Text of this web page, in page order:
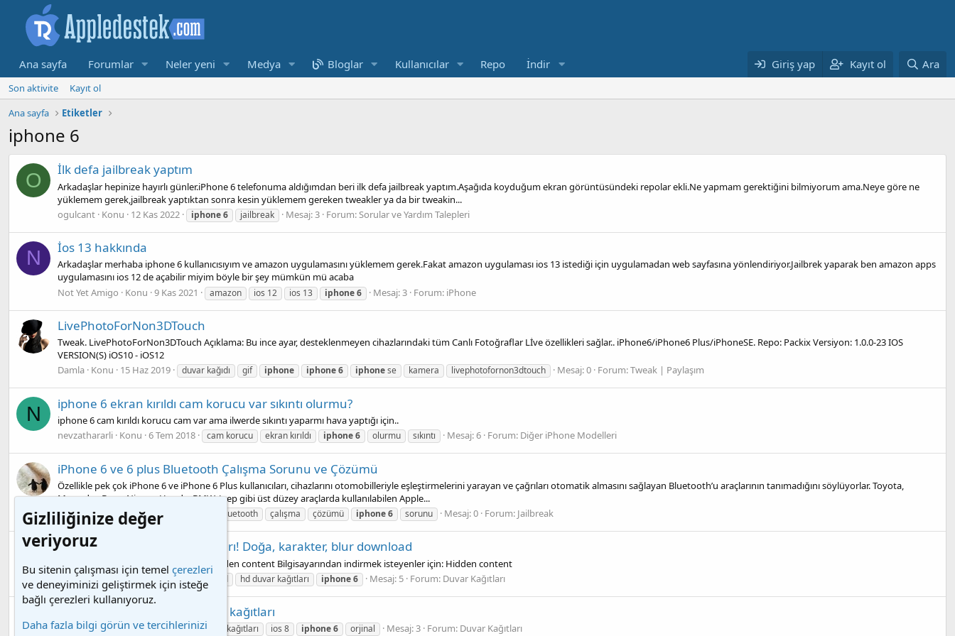
Ana sayfa Forumlar Neler yeni Medya Bloglar Kullanıcılar Repo İndir Giriş yap Kayıt ol Ara
Son aktivite
Kayıt ol
Ana sayfa
Etiketler
iphone 6
O İlk defa jailbreak yaptım
Arkadaşlar hepinize hayırlı günler.iPhone 6 telefonuma aldığımdan beri ilk defa jailbreak yaptım.Aşağıda koyduğum ekran görüntüsündeki repolar ekli.Ne yapmam gerektiğini bilmiyorum ama.Neye göre ne
yüklemem gerek,jailbreak yaptıktan sonra kesin yüklemem gereken tweakler ya da bir tweakin...
ogulcant Konu 12 Kas 2022 iphone6 jailbreak Mesaj: 3 Forum:Sorular ve Yardım Talepleri
N İos 13 hakkında
Arkadaşlar merhaba iphone 6 kullanıcısıyım ve amazon uygulamasını yüklemem gerek.Fakat amazon uygulaması ios 13 istediği için uygulamadan web sayfasına yönlendiriyor.Jailbrek yaparak ben amazon apps
uygulamasını ios 12 de açabilir miyim böyle bir şey mümkün mü acaba
Not Yet Amigo
Konu 9 Kas 2021 amazon ios 12 ios 13 iphone6 Mesaj: 3 Forum: iPhone
LivePhotoForNon3DTouch
Tweak. LivePhotoForNon3DTouch Açıklama: Bu ince ayar, desteklenmeyen cihazlarındaki tüm Canlı Fotoğraflar Lİve özellikleri sağlar.. iPhone6/iPhone6 Plus/iPhoneSE. Repo: Packix Versiyon: 1.0.0-23 IOS
VERSION(S) iOS10 - iOS12
Damla Konu 15 Haz 2019 duvar kağıdı gif iphone iphone6 iphonese kamera livephotofornon3dtouch Mesaj: 0 Forum:Tweak | Paylaşım
N iphone 6 ekran kırıldı cam korucu var sıkıntı olurmu?
iphone 6 cam kırıldı korucu cam var ama ilwerde sıkıntı yaparmı hava yaptığı için..
nevzathararli Konu 6 Tem 2018 cam korucu ekran kırıldı iphone6 olurmu sıkıntı Mesaj: 6 Forum: Diğer iPhone Modelleri
iPhone 6 ve 6 plus Bluetooth Çalışma Sorunu ve Çözümü
Özellikle pek çok iPhone 6 ve iPhone 6 Plus kullanıcıları, cihazlarını otomobilleriyle eşleştirmelerini yarayan ve çağrıları otomatik almasını sağlayan Bluetooth’u araçlarının tanımadığını söylüyorlar. Toyota,
Mercedes-Benz, Nissan, Honda, BMW, Jeep gibi üst düzey araçlarda kullanılabilen Apple...
AmiraL Konu 29 Haz 2018 bluetooth çalışma çözümü iphone6 sorunu Mesaj: 0 Forum: Jailbreak
iPhone 6 için HD Duvar kağıtları! Doğa, karakter, blur download
Cihazından indirmek isteyenler için: Hidden content Bilgisayarından indirmek isteyenler için: Hidden content
DeliTurK
Konu 10 Haz 2018 download hd duvar kağıtları iphone6 Mesaj: 5 Forum: Duvar Kağıtları
Orjinal iOS 8 & iPhone 6 duvar kağıtları
DeliTurK Konu 10 Haz 2018 hd duvar kağıtları ios 8 iphone6 orjinal Mesaj: 3 Forum: Duvar Kağıtları
Gizliliğinize değer
veriyoruz
Bu sitenin çalışması için temel çerezleri
ve deneyiminizi geliştirmek için isteğe
bağlı çerezleri kullanıyoruz.
Daha fazla bilgi görün ve tercihlerinizi